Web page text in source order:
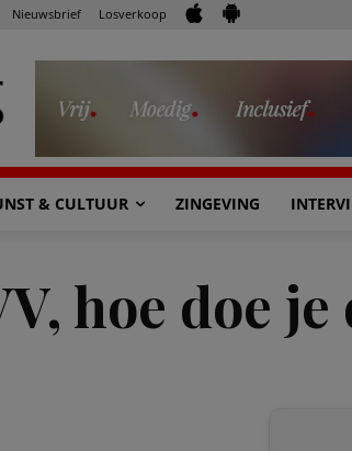
Nieuwsbrief Losverkoop
& CULTUUR ZINGEVING
hoe doe